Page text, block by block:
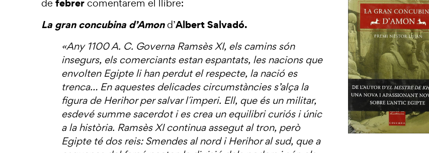
de febrer comentarem el llibre:
La gran concubina d’Amond’Albert Salvadó.
«Any 1100 A. C. Governa Ramsès XI, els camins són
insegurs, els comerciants estan espantats, les nacions que
envolten Egipte li han perdut el respecte, la nació es
trenca… En aquestes delicades circumstàncies s’alça la
figura de Herihor per salvar l´imperi. Ell, que és un militar,
esdevé summe sacerdot i es crea un equilibri curiós i únic
a la història. Ramsès XI continua assegut al tron, però
Egipte té dos reis: Smendes al nord i Herihor al sud, que a